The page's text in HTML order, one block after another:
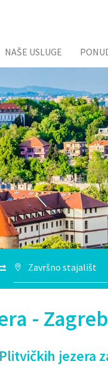
NAŠE USLUGE
- Zagreb
jezera